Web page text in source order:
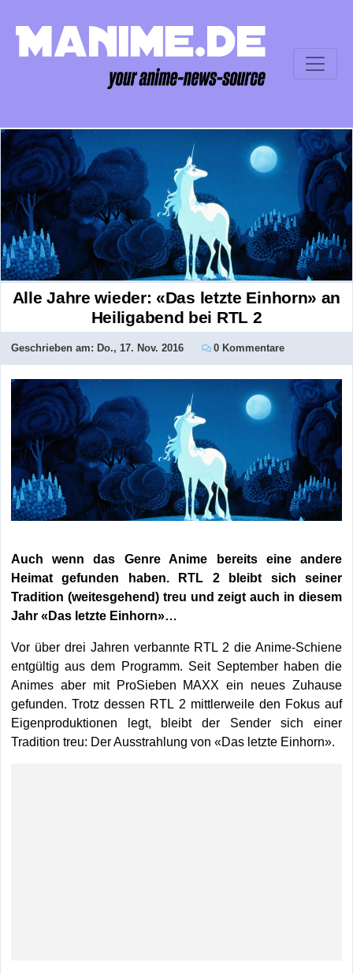
Alle Jahre wieder: «Das letzte Einhorn» an
Heiligabend bei RTL 2
Geschrieben am: Do., 17. Nov. 2016 0 Kommentare
Auch wenn das Genre Anime bereits eine andere
Heimat gefunden haben. RTL 2 bleibt sich seiner
Tradition (weitesgehend) treu und zeigt auch in diesem
Jahr «Das letzte Einhorn»…
Vor über drei Jahren verbannte RTL 2 die Anime-Schiene
entgültig aus dem Programm. Seit September haben die
Animes aber mit ProSieben MAXX ein neues Zuhause
gefunden. Trotz dessen RTL 2 mittlerweile den Fokus auf
Eigenproduktionen legt, bleibt der Sender sich einer
Tradition treu: Der Ausstrahlung von «Das letzte Einhorn».